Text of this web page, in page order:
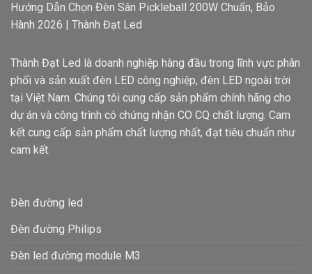
Hướng Dẫn Chọn Đèn Sân Pickleball 200W Chuẩn, Bảo
Hành 2026 | Thành Đạt Led
Thành Đạt Led là doanh nghiệp hàng đầu trong lĩnh vực phân
phối và sản xuất đèn LED công nghiệp, đèn LED ngoài trời
tại Việt Nam. Chúng tôi cung cấp sản phẩm chính hãng cho
dự án và công trình có chứng nhận CO CQ chất lượng. Cam
kết cung cấp sản phẩm chất lượng nhất, đạt tiêu chuẩn như
cam kết.
Đèn đường led
Đèn đường Philips
Đèn led đường module M3